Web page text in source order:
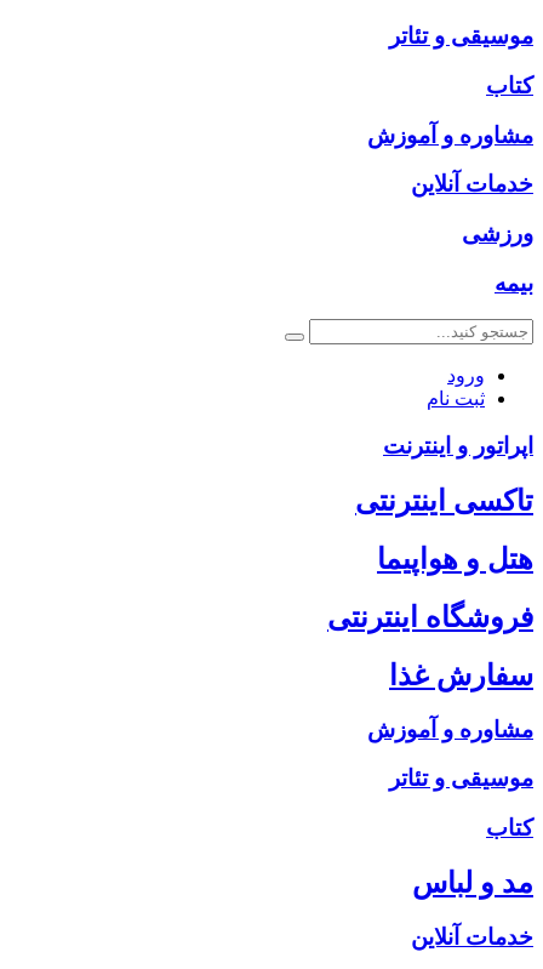
موسیقی و تئاتر
کتاب
مشاوره و آموزش
خدمات آنلاین
ورزشی
بیمه
ورود
ثبت نام
اپراتور و اینترنت
تاکسی اینترنتی
هتل و هواپیما
فروشگاه اینترنتی
سفارش غذا
مشاوره و آموزش
موسیقی و تئاتر
کتاب
مد و لباس
خدمات آنلاین